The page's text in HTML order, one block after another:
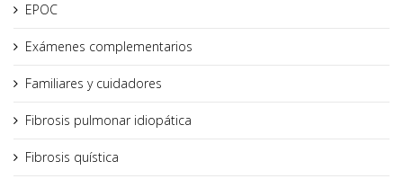
EPOC
Exámenes complementarios
Familiares y cuidadores
Fibrosis pulmonar idiopática
Fibrosis quística